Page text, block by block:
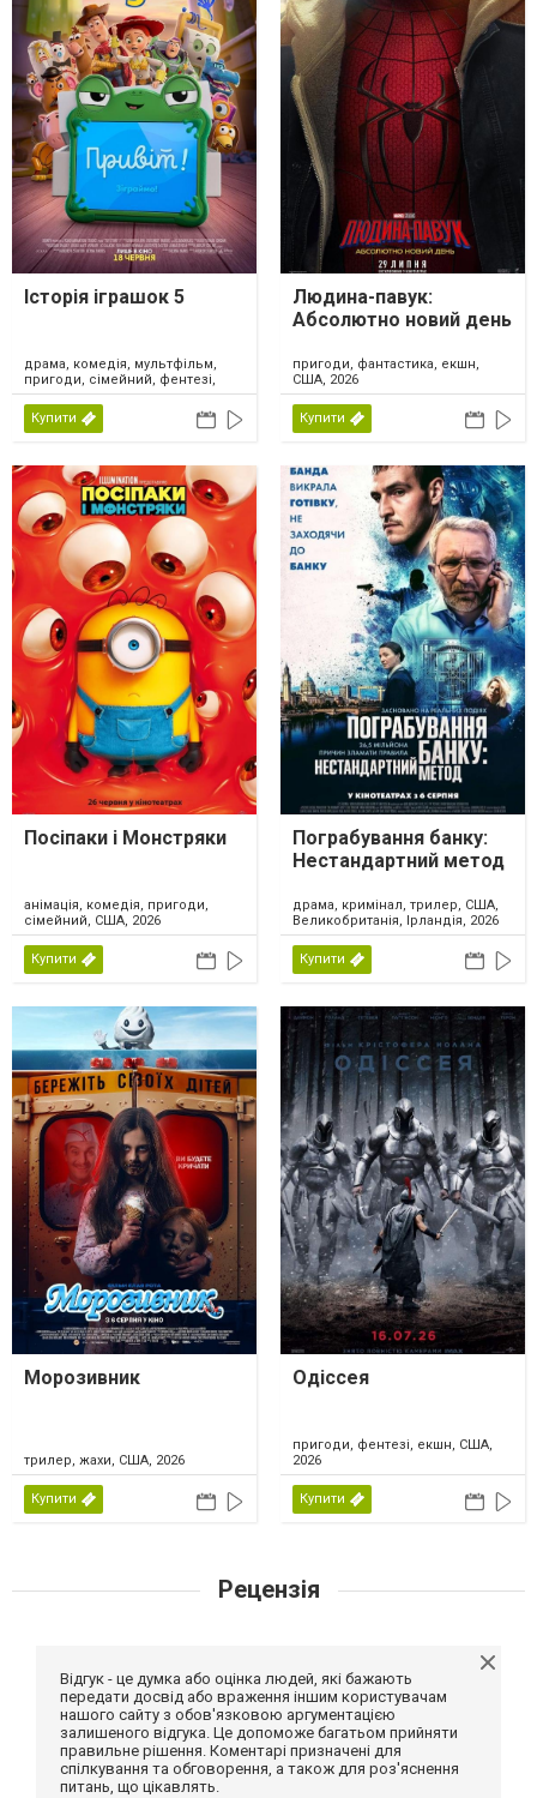
Історія іграшок 5
драма, комедія, мультфільм,
пригоди, сімейний, фентезі,
США, 2026
Купити
Людина-павук:
Абсолютно новий день
пригоди, фантастика, екшн,
США, 2026
Купити
Посіпаки і Монстряки
анімація, комедія, пригоди,
сімейний, США, 2026
Купити
Пограбування банку:
Нестандартний метод
драма, кримінал, трилер, США,
Великобританія, Ірландія, 2026
Купити
Морозивник
трилер, жахи, США, 2026
Купити
Одіссея
пригоди, фентезі, екшн, США,
2026
Купити
Рецензія
Відгук - це думка або оцінка людей, які бажають
передати досвід або враження іншим користувачам
нашого сайту з обов'язковою аргументацією
залишеного відгука. Це допоможе багатьом прийняти
правильне рішення. Коментарі призначені для
спілкування та обговорення, а також для роз'яснення
питань, що цікавлять.